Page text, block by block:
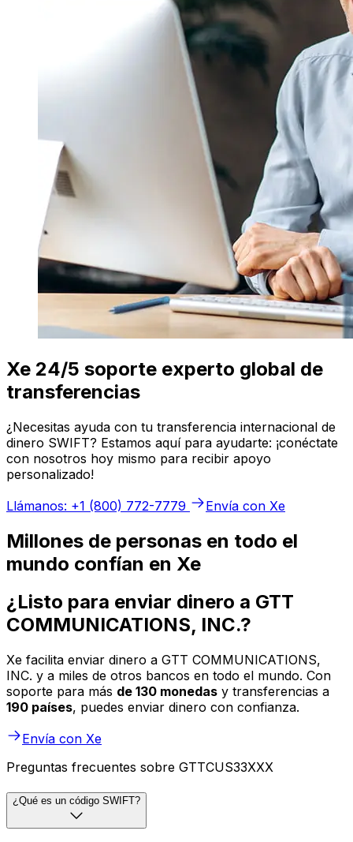
Xe 24/5 soporte experto global de
transferencias
¿Necesitas ayuda con tu transferencia internacional de
dinero SWIFT? Estamos aquí para ayudarte: ¡conéctate
con nosotros hoy mismo para recibir apoyo
personalizado!
Llámanos: +1 (800) 772-7779
Envía con Xe
Millones de personas en todo el
mundo confían en Xe
¿Listo para enviar dinero a GTT
COMMUNICATIONS, INC.?
Xe facilita enviar dinero a GTT COMMUNICATIONS,
INC. y a miles de otros bancos en todo el mundo. Con
soporte para más de 130 monedas y transferencias a
190 países, puedes enviar dinero con confianza.
Envía con Xe
Preguntas frecuentes sobre GTTCUS33XXX
¿Qué es un código SWIFT?